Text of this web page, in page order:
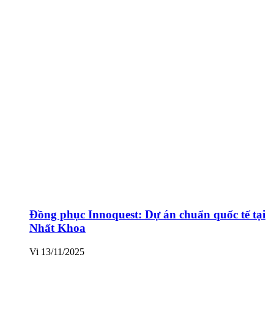
Đồng phục Innoquest: Dự án chuẩn quốc tế tại
Nhất Khoa
Vi 13/11/2025